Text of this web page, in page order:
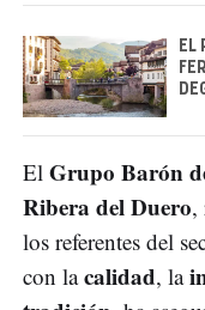
EL
El Grupo Barón
Ribera del Duero,
los referentes del
con lacalidad, la